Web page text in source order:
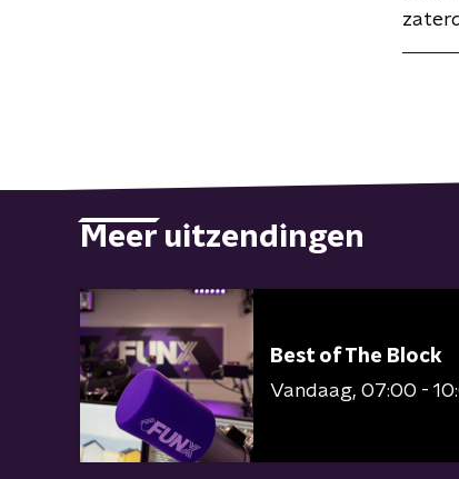
Meer uitzendingen
Best of The Block
Vandaag 07:00 -